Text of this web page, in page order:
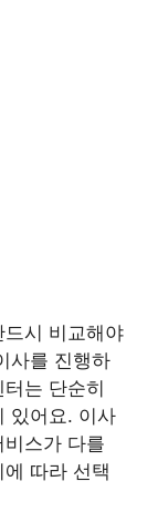
시 비교해야
사를 진행하
는 단순히
있어요. 이사
스가 다를
따라 선택